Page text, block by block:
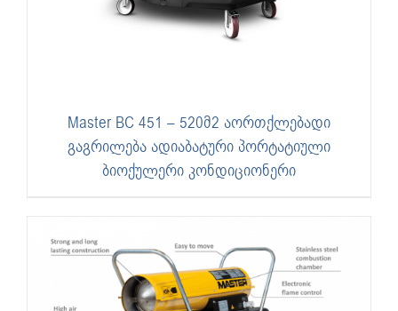
Master BC 451 – 520მ2 აორთქლებადი
გაგრილება ადიაბატური პორტატიული
ბიოქულერი კონდიციონერი